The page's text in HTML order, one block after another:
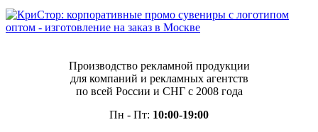
Производство рекламной продукции
для компаний и рекламных агентств
по всей России и СНГ с 2008 года
Пн - Пт: 10:00-19:00